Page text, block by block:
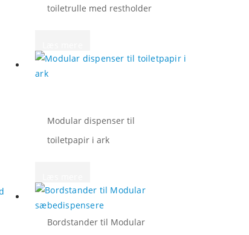
toiletrulle med restholder
Modular dispenser til
toiletpapir i ark
Bordstander til Modular